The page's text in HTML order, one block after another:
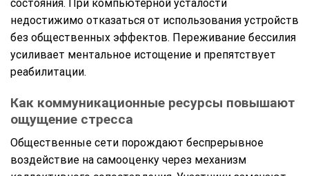
состояния. При компьютерной усталости
недостижимо отказаться от использования устройств
без общественных эффектов. Переживание бессилия
усиливает ментальное истощение и препятствует
реабилитации.
Как коммуникационные ресурсы повышают
ощущение стресса
Общественные сети порождают беспрерывное
воздействие на самооценку через механизм